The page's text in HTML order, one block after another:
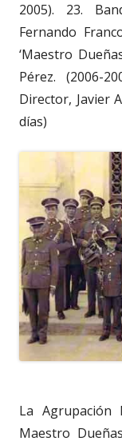
2005). 23.
Fernando
‘Maestro
Pérez. (2006-
Director, Javier
días)
La Agrupación
Maestro